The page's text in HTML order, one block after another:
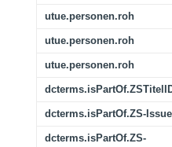
utue.personen.roh
utue.personen.roh
utue.personen.roh
dcterms.isPartOf.ZS-Issue
dcterms.isPartOf.ZS-